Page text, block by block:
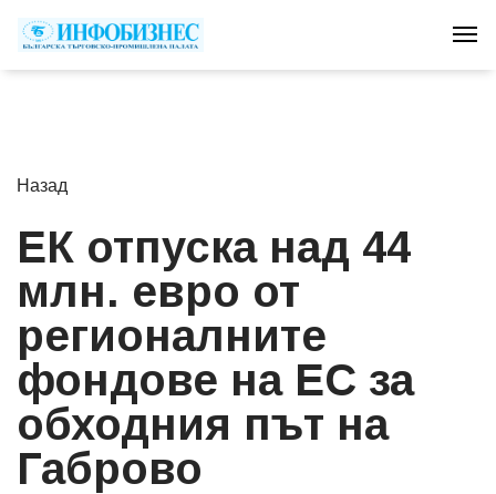
Назад
ЕК отпуска над 44
млн. евро от
регионалните
фондове на ЕС за
обходния път на
Габрово